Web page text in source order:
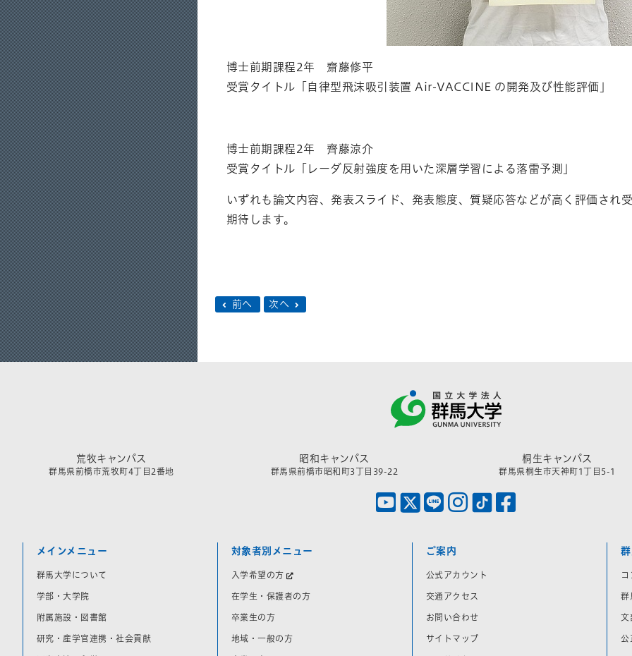
博士前期課程2年 齋藤修平
受賞タイトル「自律型飛沫吸引装置 Air-VACCINE の開発及び性能評価」
博士前期課程2年 齊藤涼介
受賞タイトル「レーダ反射強度を用いた深層学習による落雷予測」
いずれも論文内容、発表スライド、発表態度、質疑応答などが高く評価され
期待します。
前へ 次へ
荒牧キャンパス
群馬県前橋市荒牧町4丁目2番地
昭和キャンパス
群馬県前橋市昭和町3丁目39-22
桐生キャンパス
群馬県桐生市天神町1丁目5-1
メインメニュー
群馬大学について
学部・大学院
附属施設・図書館
研究・産学官連携・社会貢献
対象者別メニュー
入学希望の方
在学生・保護者の方
卒業生の方
地域・一般の方
ご案内
公式アカウント
交通アクセス
お問い合わせ
サイトマップ
群
文
公